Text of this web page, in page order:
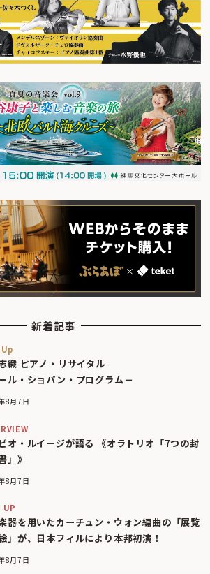
新着記事
織 ピアノ・リサイタル
ル・ショパン・プログラム－
8月7日
オ・ルイージが語る 《オラトリオ「7つの封
」》
8月7日
UP
器を用いたカーチュン・ウォン編曲の「展覧
」が、日本フィルにより本邦初演！
8月7日